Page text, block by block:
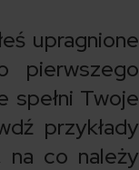
upragnione
pierwszego
spełni Twoje
przykłady
co należy